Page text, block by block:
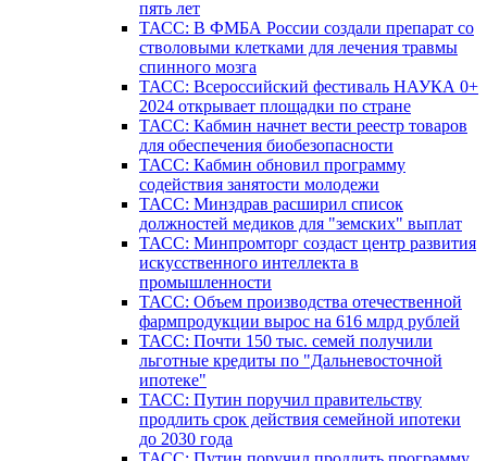
пять лет
ТАСС: В ФМБА России создали препарат со
стволовыми клетками для лечения травмы
спинного мозга
ТАСС: Всероссийский фестиваль НАУКА 0+
2024 открывает площадки по стране
ТАСС: Кабмин начнет вести реестр товаров
для обеспечения биобезопасности
ТАСС: Кабмин обновил программу
содействия занятости молодежи
ТАСС: Минздрав расширил список
должностей медиков для "земских" выплат
ТАСС: Минпромторг создаст центр развития
искусственного интеллекта в
промышленности
ТАСС: Объем производства отечественной
фармпродукции вырос на 616 млрд рублей
ТАСС: Почти 150 тыс. семей получили
льготные кредиты по "Дальневосточной
ипотеке"
ТАСС: Путин поручил правительству
продлить срок действия семейной ипотеки
до 2030 года